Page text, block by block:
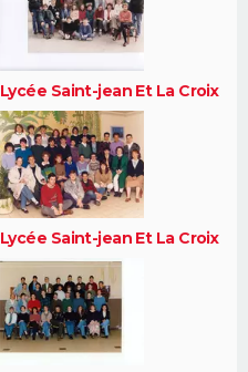
Lycée Saint-jean Et La Croix
Lycée Saint-jean Et La Croix